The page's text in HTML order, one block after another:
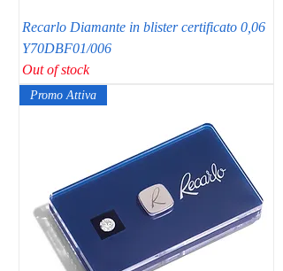
Recarlo Diamante in blister certificato 0,06
Y70DBF01/006
Out of stock
Promo Attiva